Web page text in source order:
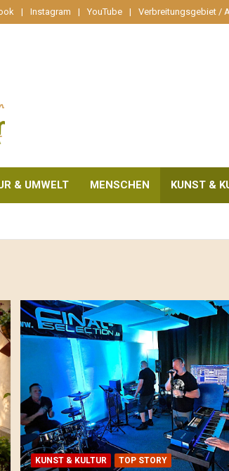
Instagram YouTube Verbreitungsgebiet /
& UMWELT MENSCHEN KUNST &
KUNST & KULTUR TOP STORY